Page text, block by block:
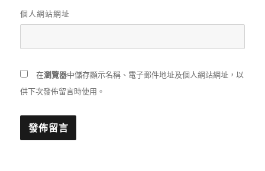
個人網站網址
在瀏覽器中儲存顯示名稱、電子郵件地址及個人網站網址，以
供下次發佈留言時使用。